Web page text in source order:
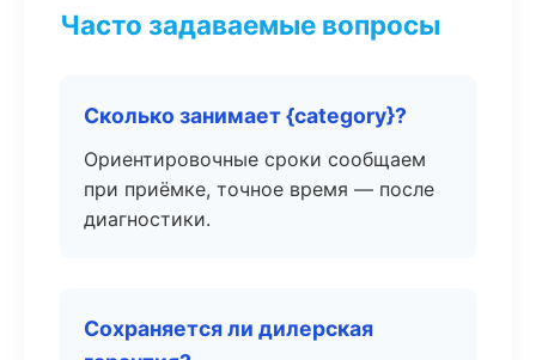
Часто задаваемые вопросы
Сколько занимает {category}?
Ориентировочные сроки сообщаем
при приёмке, точное время — после
диагностики.
Сохраняется ли дилерская